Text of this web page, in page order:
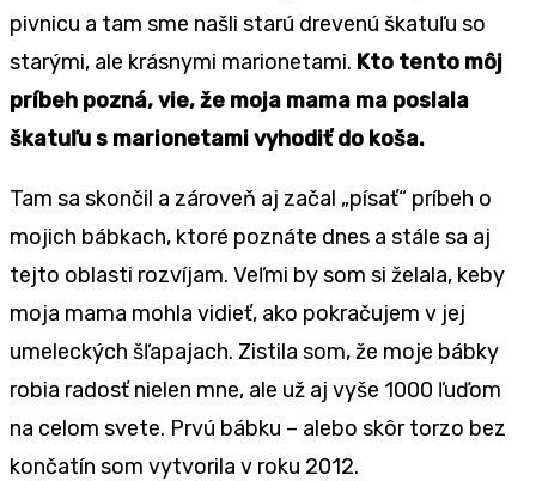
pivnicu a tam sme našli starú drevenú škatuľu so
starými, ale krásnymi marionetami. Kto tento môj
príbeh pozná, vie, že moja mama ma poslala
škatuľu s marionetami vyhodiť do koša.
Tam sa skončil a zároveň aj začal „písať“ príbeh o
mojich bábkach, ktoré poznáte dnes a stále sa aj
tejto oblasti rozvíjam. Veľmi by som si želala, keby
moja mama mohla vidieť, ako pokračujem v jej
umeleckých šľapajach. Zistila som, že moje bábky
robia radosť nielen mne, ale už aj vyše 1000 ľuďom
na celom svete. Prvú bábku – alebo skôr torzo bez
končatín som vytvorila v roku 2012.